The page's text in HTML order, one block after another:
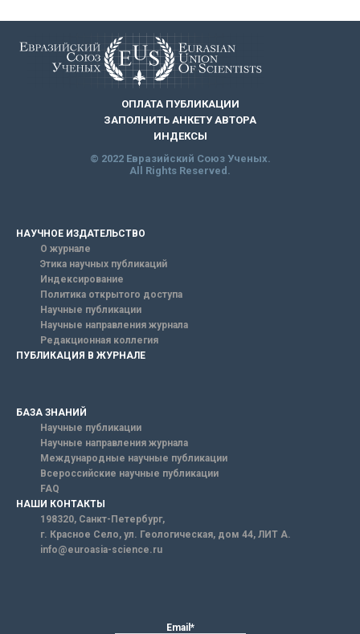
ОПЛАТА ПУБЛИКАЦИИ
ЗАПОЛНИТЬ АНКЕТУ АВТОРА
ИНДЕКСЫ
© 2022 Евразийский Союз Ученых.
All Rights Reserved.
НАУЧНОЕ ИЗДАТЕЛЬСТВО
О журнале
Этика научных публикаций
Индексирование
Политика открытого доступа
Научные публикации
Научные направления журнала
Редакционная коллегия
ПУБЛИКАЦИЯ В ЖУРНАЛЕ
БАЗА ЗНАНИЙ
Научные публикации
Научные направления журнала
Международные научные публикации
Всероссийские научные публикации
FAQ
НАШИ КОНТАКТЫ
198320, Санкт-Петербург,
г. Красное Село, ул. Геологическая, дом 44, ЛИТ А.
info@euroasia-science.ru
Email*